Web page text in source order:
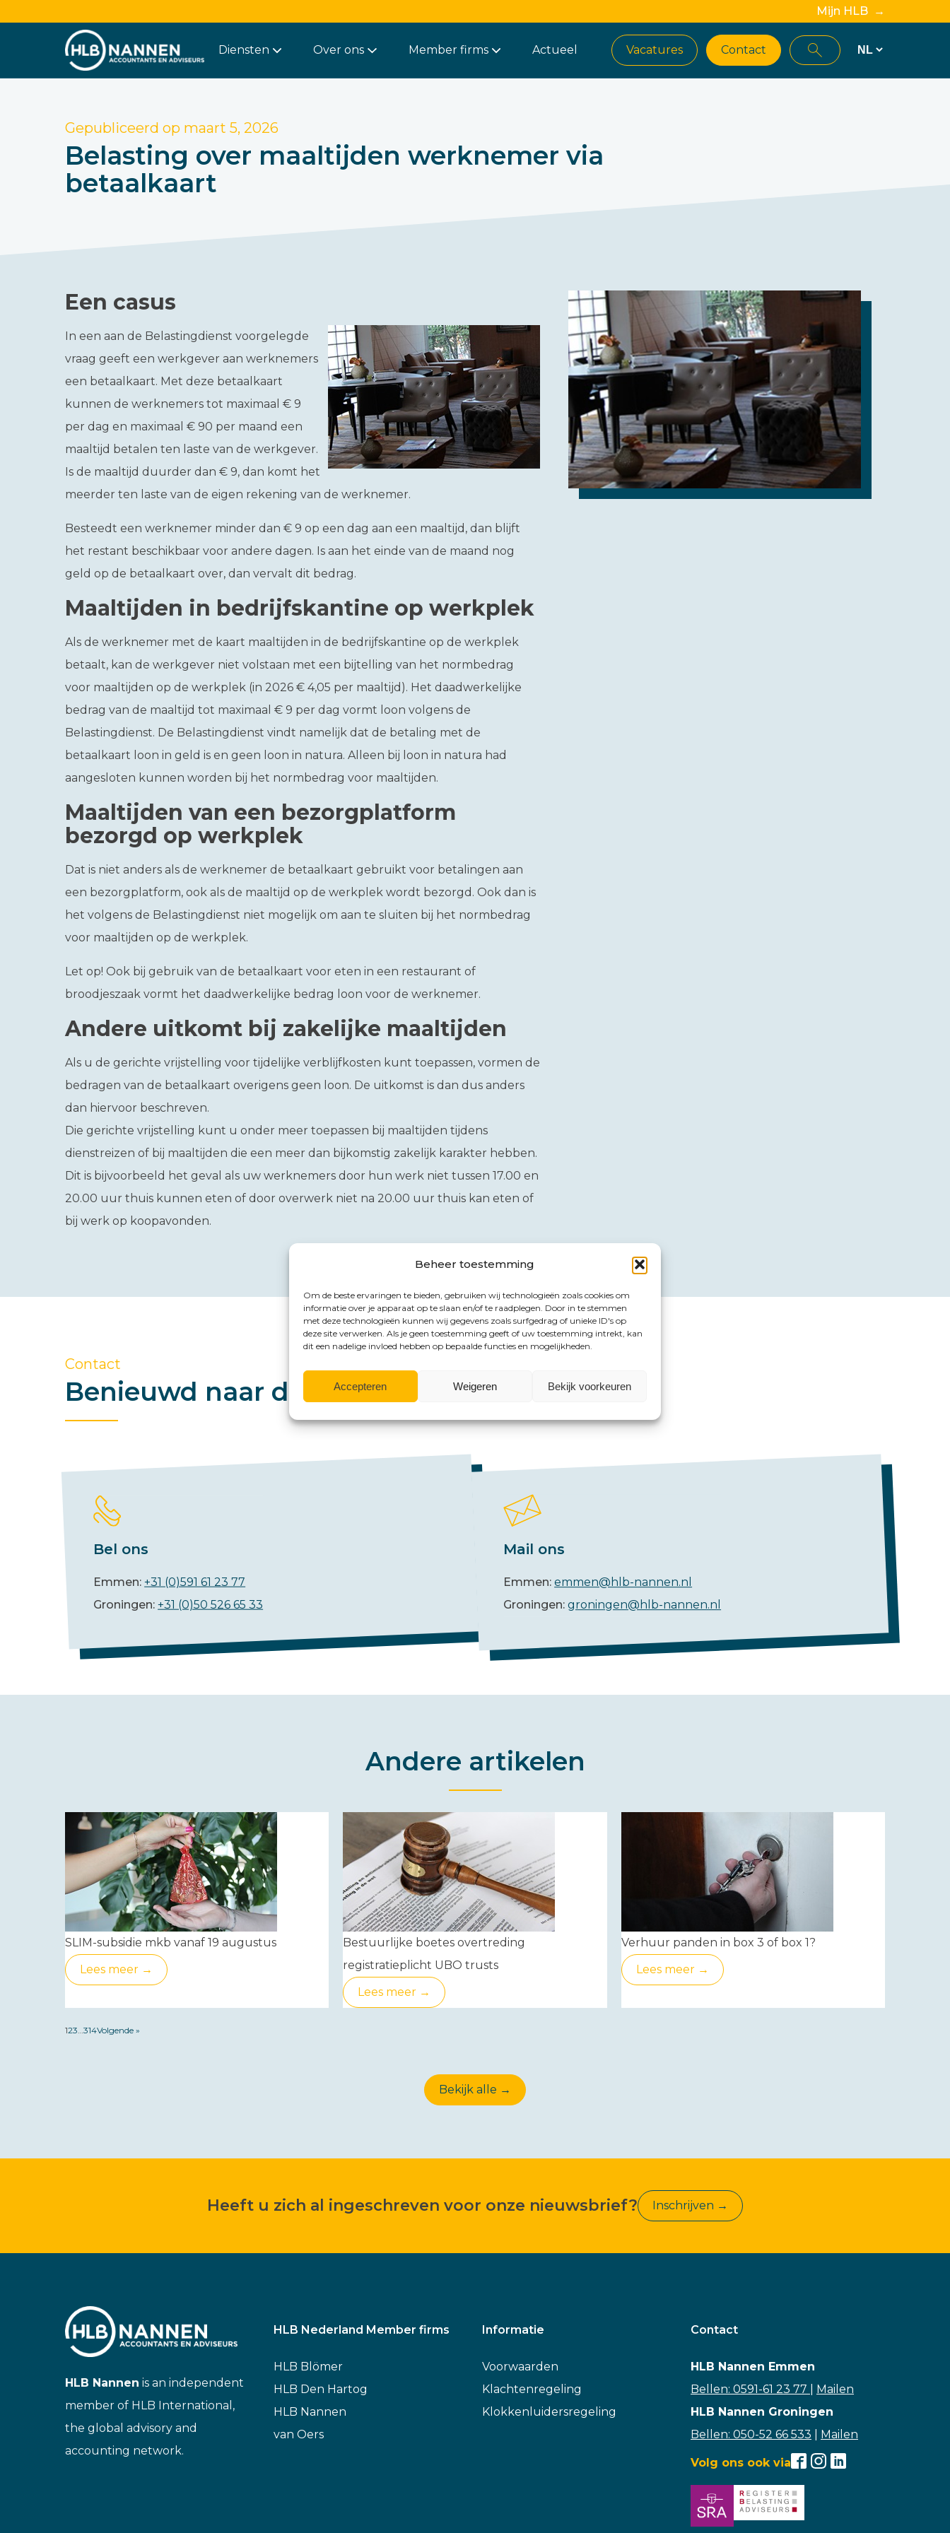
Beheer toestemming
Om de beste ervaringen te bieden, gebruiken wij technologieën zoals cookies om
informatie over je apparaat op te slaan en/of te raadplegen. Door in te stemmen
met deze technologieën kunnen wij gegevens zoals surfgedrag of unieke ID's op
deze site verwerken. Als je geen toestemming geeft of uw toestemming intrekt, kan
dit een nadelige invloed hebben op bepaalde functies en mogelijkheden.
Accepteren Weigeren Bekijk voorkeuren
Mijn HLB →
Diensten Over ons Member firms Actueel Vacatures Contact
Gepubliceerd op maart 5, 2026
Belasting over maaltijden werknemer via
betaalkaart
Een casus
In een aan de Belastingdienst voorgelegde
vraag geeft een werkgever aan werknemers
een betaalkaart. Met deze betaalkaart
kunnen de werknemers tot maximaal € 9
per dag en maximaal € 90 per maand een
maaltijd betalen ten laste van de werkgever.
Is de maaltijd duurder dan € 9, dan komt het
meerder ten laste van de eigen rekening van de werknemer.
Besteedt een werknemer minder dan € 9 op een dag aan een maaltijd, dan blijft
het restant beschikbaar voor andere dagen. Is aan het einde van de maand nog
geld op de betaalkaart over, dan vervalt dit bedrag.
Maaltijden in bedrijfskantine op werkplek
Als de werknemer met de kaart maaltijden in de bedrijfskantine op de werkplek
betaalt, kan de werkgever niet volstaan met een bijtelling van het normbedrag
voor maaltijden op de werkplek (in 2026 € 4,05 per maaltijd). Het daadwerkelijke
bedrag van de maaltijd tot maximaal € 9 per dag vormt loon volgens de
Belastingdienst. De Belastingdienst vindt namelijk dat de betaling met de
betaalkaart loon in geld is en geen loon in natura. Alleen bij loon in natura had
aangesloten kunnen worden bij het normbedrag voor maaltijden.
Maaltijden van een bezorgplatform
bezorgd op werkplek
Dat is niet anders als de werknemer de betaalkaart gebruikt voor betalingen aan
een bezorgplatform, ook als de maaltijd op de werkplek wordt bezorgd. Ook dan is
het volgens de Belastingdienst niet mogelijk om aan te sluiten bij het normbedrag
voor maaltijden op de werkplek.
Let op! Ook bij gebruik van de betaalkaart voor eten in een restaurant of
broodjeszaak vormt het daadwerkelijke bedrag loon voor de werknemer.
Andere uitkomt bij zakelijke maaltijden
Als u de gerichte vrijstelling voor tijdelijke verblijfkosten kunt toepassen, vormen de
bedragen van de betaalkaart overigens geen loon. De uitkomst is dan dus anders
dan hiervoor beschreven.
Die gerichte vrijstelling kunt u onder meer toepassen bij maaltijden tijdens
dienstreizen of bij maaltijden die een meer dan bijkomstig zakelijk karakter hebben.
Dit is bijvoorbeeld het geval als uw werknemers door hun werk niet tussen 17.00 en
20.00 uur thuis kunnen eten of door overwerk niet na 20.00 uur thuis kan eten of
bij werk op koopavonden.
Contact
Benieuwd naar de mogelijkheden?
Bel ons
Emmen:+31 (0)591 61 23 77
Groningen:+31 (0)50 526 65 33
Mail ons
Emmen:emmen@hlb-nannen.nl
Groningen:groningen@hlb-nannen.nl
Andere artikelen
SLIM-subsidie mkb vanaf 19 augustus
Lees meer →
Bestuurlijke boetes overtreding
registratieplicht UBO trusts
Lees meer →
Verhuur panden in box 3 of box 1?
Lees meer →
123 314Volgende »
Bekijk alle →
Heeft u zich al ingeschreven voor onze nieuwsbrief? Inschrijven →
HLB Nannen is an independent
member of HLB International,
the global advisory and
accounting network.
HLB Nederland Member firms
HLB Blömer
HLB Den Hartog
HLB Nannen
van Oers
Informatie
Voorwaarden
Klachtenregeling
Klokkenluidersregeling
Contact
HLB Nannen Emmen
Bellen: 0591-61 23 77
Mailen
HLB Nannen Groningen
Bellen: 050-52 66 533
Mailen
Volg ons ook via